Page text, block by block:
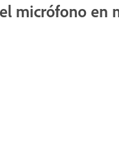
micrófono en